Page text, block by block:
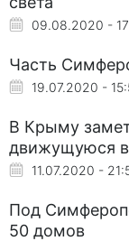
09.08.2020 -
Часть
19.07.2020 -
В Крыму
движущуюся
11.07.2020 -
Под
50 домов